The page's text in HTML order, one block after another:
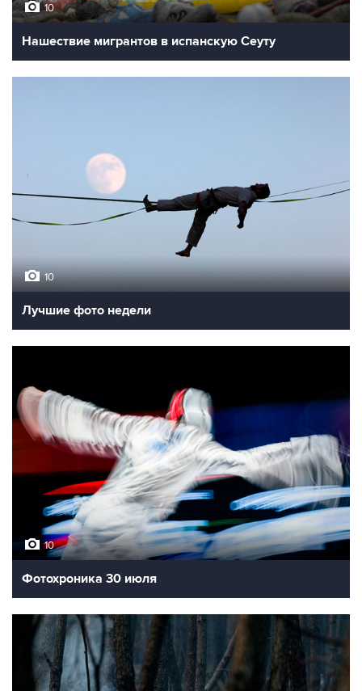
10
Нашествие мигрантов в испанскую Сеуту
10
Лучшие фото недели
10
Фотохроника 30 июля